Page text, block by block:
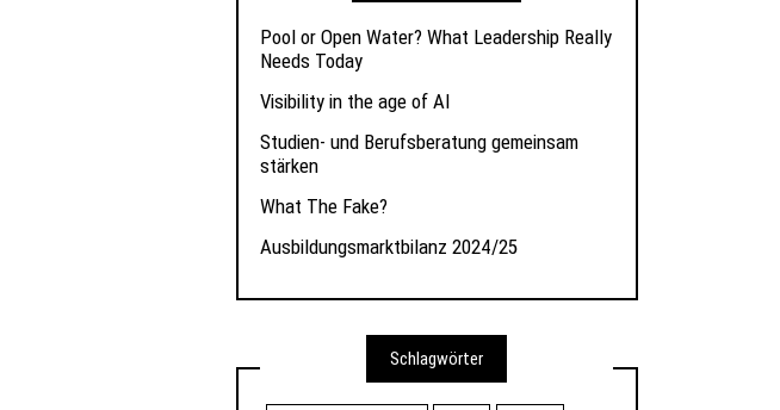
Pool or Open Water? What Leadership Really
Needs Today
Visibility in the age of AI
Studien- und Berufsberatung gemeinsam
stärken
What The Fake?
Ausbildungsmarktbilanz 2024/25
Schlagwörter